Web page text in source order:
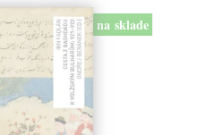
na sklade